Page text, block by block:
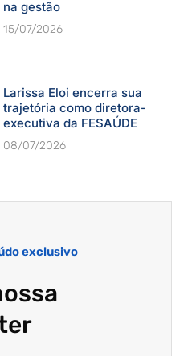
na gestão
15/07/2026
Larissa Eloi encerra sua
trajetória como diretora-
executiva da FESAÚDE
08/07/2026
exclusivo